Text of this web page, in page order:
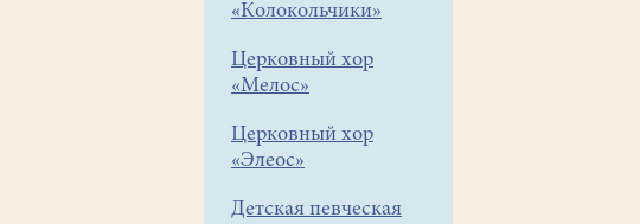
«Колокольчики»
Церковный хор
«Мелос»
Церковный хор
«Элеос»
Детская певческая